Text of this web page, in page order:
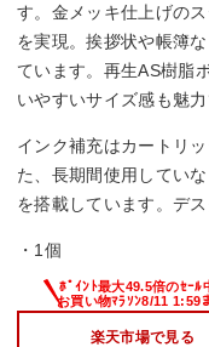
す。金メッキ仕上げの
を実現。挨拶状や帳簿
ています。再生AS樹脂
いやすいサイズ感も魅力
インク補充はカートリ
た、長期間使用してい
を搭載しています。デ
・1個
楽天市場で見る